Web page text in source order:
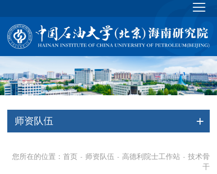
师资队伍
您所在的位置： 首页 - 师资队伍 - 高德利院士工作站 - 技术骨
干